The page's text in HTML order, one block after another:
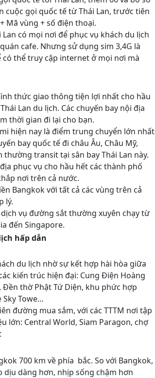
cuộc gọi quốc tế từ Thái Lan, trước tiên
Mã vùng + số điện thoại.
có mọi nơi để phục vụ khách du lịch
cafe. Nhưng sử dụng sim 3,4G là
thể truy cập internet ở mọi nơi mà
thức giao thông tiện lợi nhất cho hầu
Lan du lịch. Các chuyến bay nội địa
thời gian đi lại cho bạn.
hiện nay là điểm trung chuyển lớn nhất
bay quốc tế đi châu Âu, Châu Mỹ,
thường transit tại sân bay Thái Lan này.
phục vụ cho hầu hết các thành phố
nơi trên cả nước.
Bangkok với tất cả các vùng trên cả
lý.
vụ đường sắt thường xuyên chạy từ
đến Singapore.
hấp dẫn
du lịch nhờ sự kết hợp hài hòa giữa
kiến trúc hiện đại: Cung Điện Hoàng
Đền thờ Phật Tứ Diện, khu phức hợp
Sky Towe…
đường mua sắm, với các TTTM nơi tập
lớn: Central World, Siam Paragon, chợ
700 km về phía bắc. So với Bangkok,
dịu dàng hơn, nhịp sống chậm hơn